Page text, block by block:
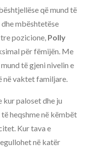
që mund të
mbështetëse
pozicione, Polly
për fëmijën. Me
të gjeni nivelin e
në vaktet familjare.
paloset dhe ju
heqshme në këmbët
Kur tava e
në katër